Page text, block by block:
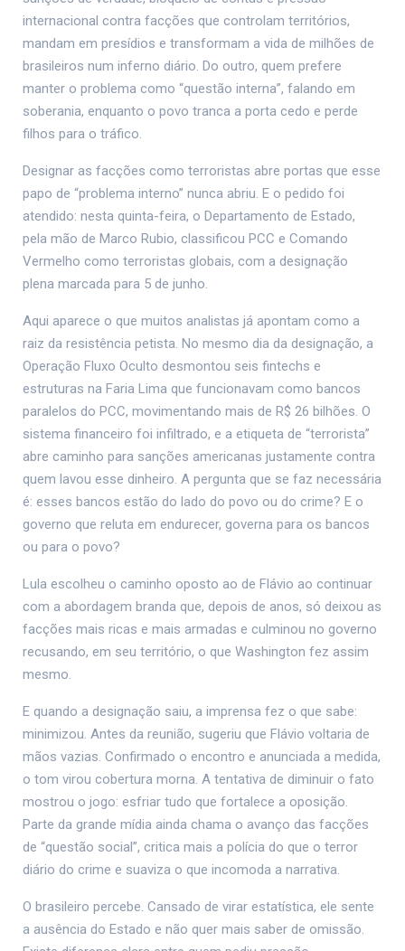
internacional contra facções que controlam territórios,
mandam em presídios e transformam a vida de milhões de
brasileiros num inferno diário. Do outro, quem prefere
manter o problema como “questão interna”, falando em
soberania, enquanto o povo tranca a porta cedo e perde
filhos para o tráfico.
Designar as facções como terroristas abre portas que esse
papo de “problema interno” nunca abriu. E o pedido foi
atendido: nesta quinta-feira, o Departamento de Estado,
pela mão de Marco Rubio, classificou PCC e Comando
Vermelho como terroristas globais, com a designação
plena marcada para 5 de junho.
Aqui aparece o que muitos analistas já apontam como a
raiz da resistência petista. No mesmo dia da designação, a
Operação Fluxo Oculto desmontou seis fintechs e
estruturas na Faria Lima que funcionavam como bancos
paralelos do PCC, movimentando mais de R$ 26 bilhões. O
sistema financeiro foi infiltrado, e a etiqueta de “terrorista”
abre caminho para sanções americanas justamente contra
quem lavou esse dinheiro. A pergunta que se faz necessária
é: esses bancos estão do lado do povo ou do crime? E o
governo que reluta em endurecer, governa para os bancos
ou para o povo?
Lula escolheu o caminho oposto ao de Flávio ao continuar
com a abordagem branda que, depois de anos, só deixou as
facções mais ricas e mais armadas e culminou no governo
recusando, em seu território, o que Washington fez assim
mesmo.
E quando a designação saiu, a imprensa fez o que sabe:
minimizou. Antes da reunião, sugeriu que Flávio voltaria de
mãos vazias. Confirmado o encontro e anunciada a medida,
o tom virou cobertura morna. A tentativa de diminuir o fato
mostrou o jogo: esfriar tudo que fortalece a oposição.
Parte da grande mídia ainda chama o avanço das facções
de “questão social”, critica mais a polícia do que o terror
diário do crime e suaviza o que incomoda a narrativa.
O brasileiro percebe. Cansado de virar estatística, ele sente
a ausência do Estado e não quer mais saber de omissão.